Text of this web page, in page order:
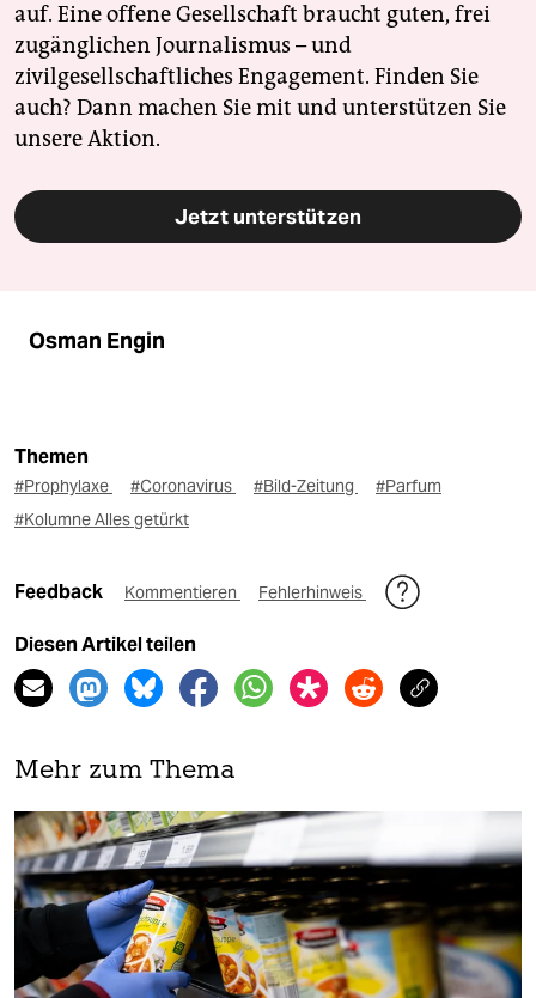
auf. Eine offene Gesellschaft braucht guten, frei
zugänglichen Journalismus – und
zivilgesellschaftliches Engagement. Finden Sie
auch? Dann machen Sie mit und unterstützen Sie
unsere Aktion.
Jetzt unterstützen
Osman Engin
Themen
#Prophylaxe #Coronavirus #Bild-Zeitung
#Parfum
#Kolumne Alles getürkt
Feedback Kommentieren Fehlerhinweis
Diesen Artikel teilen
Mehr zum Thema